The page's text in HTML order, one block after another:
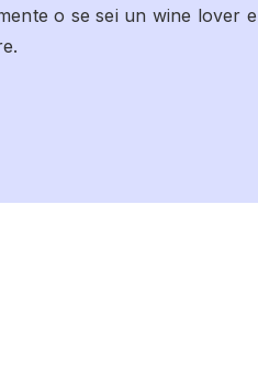
o se sei un wine lover